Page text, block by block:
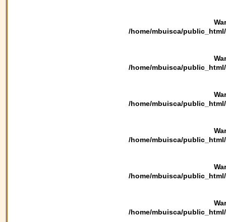
/home/mbuisca/
/home/mbuisca/
/home/mbuisca/
/home/mbuisca/
/home/mbuisca/
/home/mbuisca/